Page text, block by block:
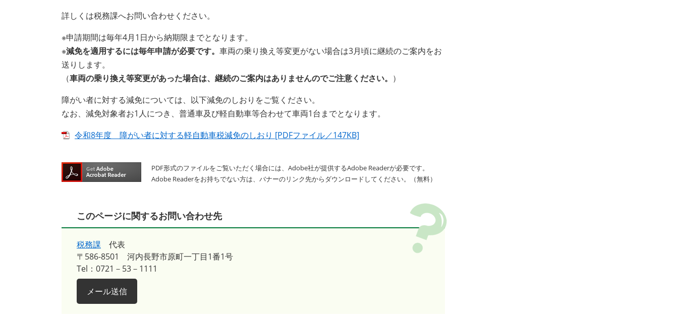
詳しくは税務課へお問い合わせください。
※申請期間は毎年4月1日から納期限までとなります。
※減免を適用するには毎年申請が必要です。 車両の乗り換え等変更がない場合は3月頃に継続のご案内をお
送りします。
（車両の乗り換え等変更があった場合は、継続のご案内はありませんのでご注意ください。 ）
障がい者に対する減免については、以下減免のしおりをご覧ください。
なお、減免対象者お1人につき、普通車及び軽自動車等合わせて車両1台までとなります。
令和8年度 障がい者に対する軽自動車税減免のしおり [PDFファイル／147KB]
PDF形式のファイルをご覧いただく場合には、Adobe社が提供するAdobe Readerが必要です。
Adobe Readerをお持ちでない方は、バナーのリンク先からダウンロードしてください。（無料）
このページに関するお問い合わせ先
税務課
代表
〒586-8501
河内長野市原町一丁目1番1号
Tel：0721－53－1111
メール送信